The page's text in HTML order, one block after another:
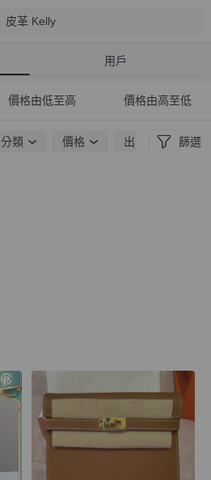
皮革 Kelly
用戶
價格由低至高 價格由高至低
分類 價格 出貨地點 篩選